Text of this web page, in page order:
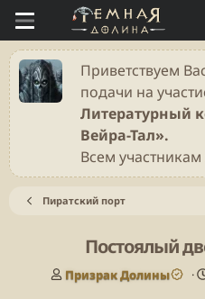
Приветствуем
подачи на
Литературный
Вейра-Тал».
Всем
Пиратский порт
Постоялый
А
Призрак Долины